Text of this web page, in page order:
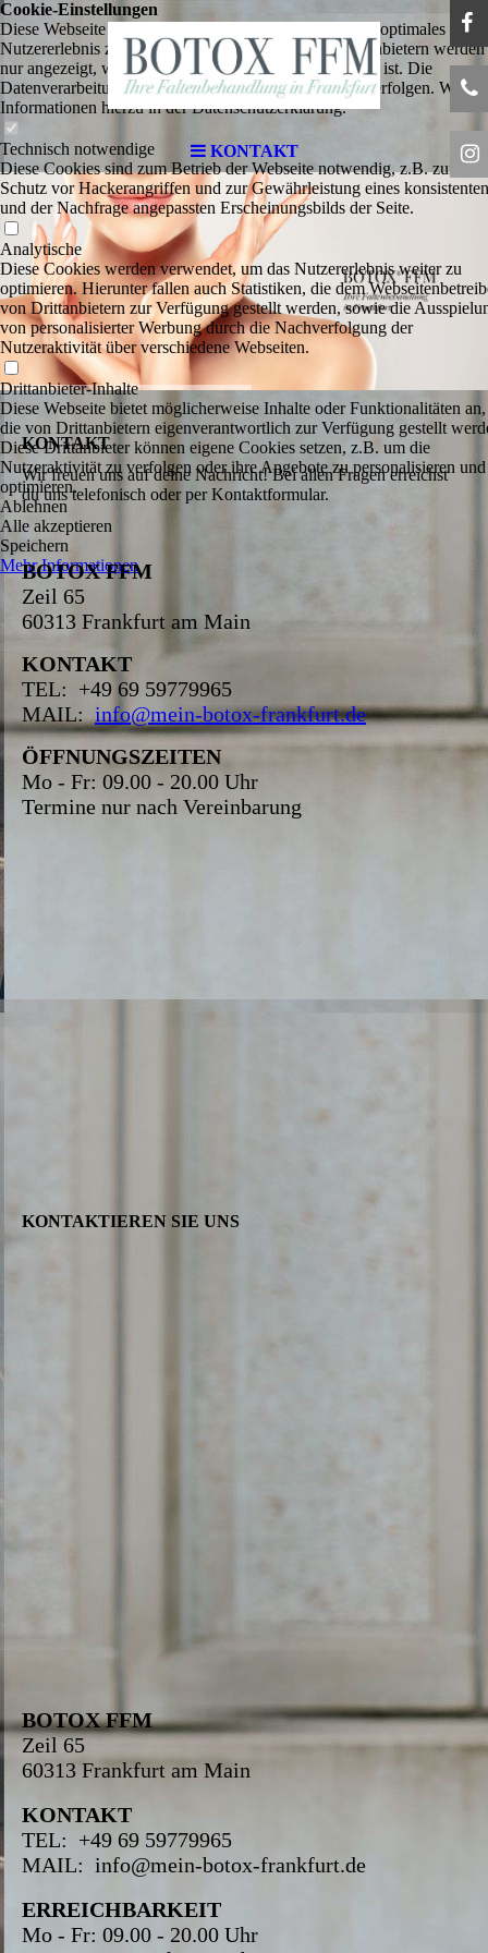
KONTAKT
KONTAKT
Wir freuen uns auf deine Nachricht! Bei allen Fragen erreichst
du uns telefonisch oder per Kontaktformular.
BOTOX FFM
Zeil 65
60313 Frankfurt am Main
KONTAKT
TEL: +49 69 59779965
MAIL:info@mein-botox-frankfurt.de
ÖFFNUNGSZEITEN
Mo - Fr: 09.00 - 20.00 Uhr
Termine nur nach Vereinbarung
KONTAK­TIE­REN SIE UNS
BOTOX FFM
Zeil 65
60313 Frankfurt am Main
KONTAKT
TEL: +49 69 59779965
MAIL: info@mein-botox-frankfurt.de
ERREICHBARKEIT
Mo - Fr: 09.00 - 20.00 Uhr
Cookie-Einstellungen
Diese Webseite verwendet Cookies, um Besuchern ein optimales
Nutzererlebnis zu bieten. Bestimmte Inhalte von Drittanbietern werden
nur angezeigt, wenn die entsprechende Option aktiviert ist. Die
Datenverarbeitung kann dann auch in einem Drittland erfolgen.
Informationen hierzu in der Datenschutzerklärung.
Technisch notwendige
Diese Cookies sind zum Betrieb der Webseite notwendig, z.B. zum
Schutz vor Hackerangriffen und zur Gewährleistung eines konsistenten
und der Nachfrage angepassten Erscheinungsbilds der Seite.
Analytische
Diese Cookies werden verwendet, um das Nutzererlebnis weiter zu
optimieren. Hierunter fallen auch Statistiken, die dem
von Drittanbietern zur Verfügung gestellt werden, sowie die
von personalisierter Werbung durch die Nachverfolgung der
Nutzeraktivität über verschiedene Webseiten.
Drittanbieter-Inhalte
Diese Webseite bietet möglicherweise Inhalte oder Funktionalitäten an,
die von Drittanbietern eigenverantwortlich zur Verfügung gestellt
Diese Drittanbieter können eigene Cookies setzen, z.B. um die
Nutzeraktivität zu verfolgen oder ihre Angebote zu personalisieren
optimieren.
Ablehnen
Alle akzeptieren
Speichern
Mehr Informationen